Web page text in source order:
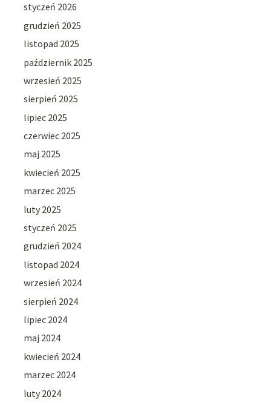
styczeń 2026
grudzień 2025
listopad 2025
październik 2025
wrzesień 2025
sierpień 2025
lipiec 2025
czerwiec 2025
maj 2025
kwiecień 2025
marzec 2025
luty 2025
styczeń 2025
grudzień 2024
listopad 2024
wrzesień 2024
sierpień 2024
lipiec 2024
maj 2024
kwiecień 2024
marzec 2024
luty 2024